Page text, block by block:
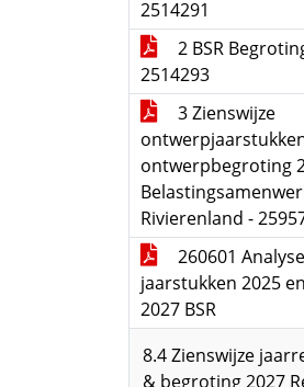
2514291
2 BSR
2514293
3 Zienswijze
ontwerpbegroting
Rivierenland -
260601
jaarstukken 2025
2027 BSR
8.4 Zienswijze
& begroting 2027